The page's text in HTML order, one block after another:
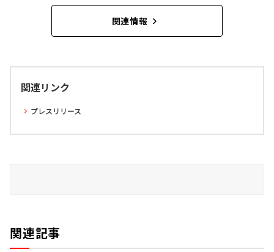
関連情報
関連リンク
プレスリリース
関連記事